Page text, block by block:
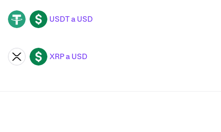
USDT USD USDT a USD
XRP USD XRP a USD